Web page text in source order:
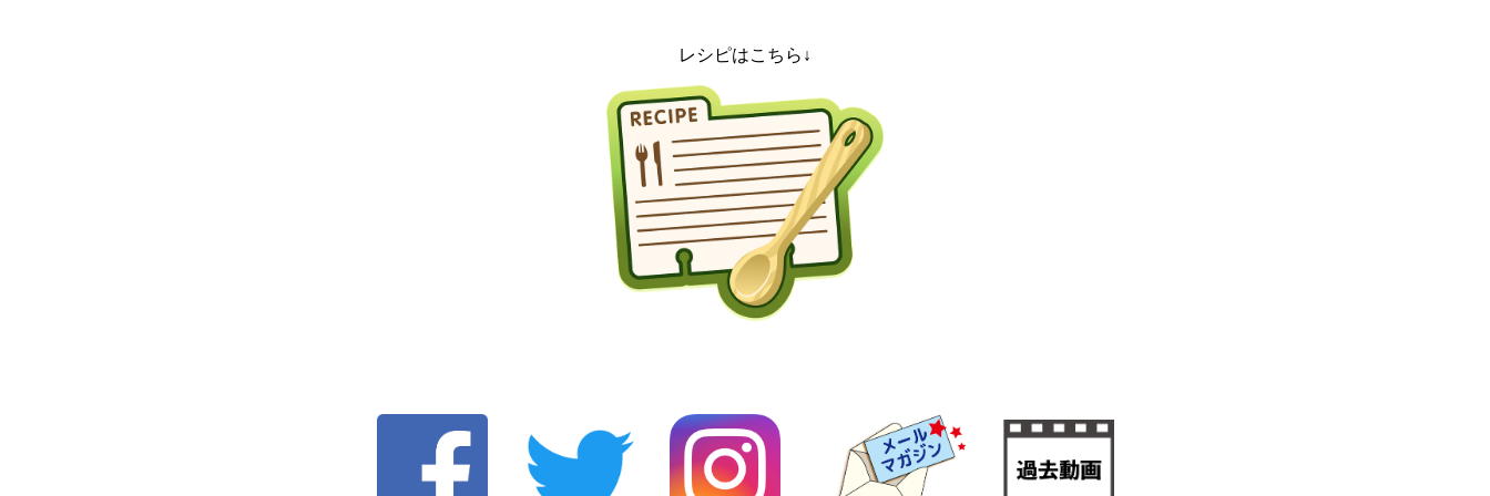
レシピはこちら↓